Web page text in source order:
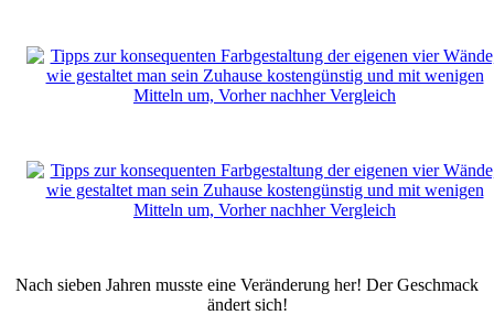
Nach sieben Jahren musste eine Veränderung her! Der Geschmack
ändert sich!